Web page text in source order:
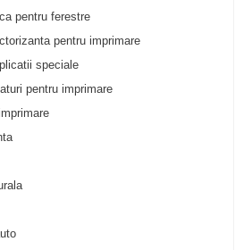
pentru ferestre
pentru imprimare
speciale
pentru imprimare